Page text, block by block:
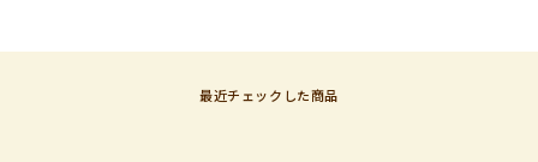
最近チェックした商品